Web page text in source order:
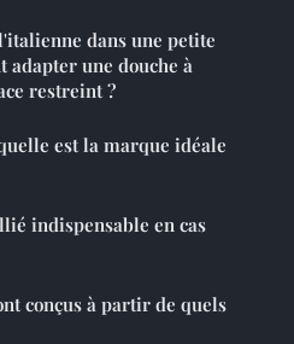
dans une petite
adapter une douche à
restreint ?
est la marque idéale
indispensable en cas
conçus à partir de quels